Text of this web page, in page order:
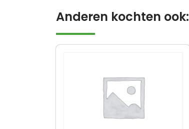
Anderen kochten ook: